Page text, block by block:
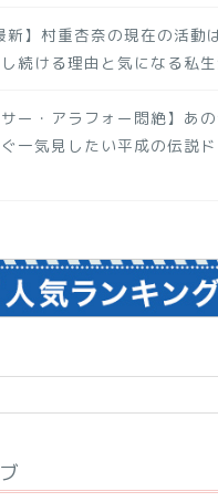
新】村重杏奈の現在の活動
続ける理由と気になる私生
サー・アラフォー悶絶】あ
一気見したい平成の伝説